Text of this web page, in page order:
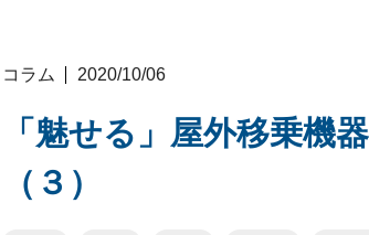
コラム 2020/10/06
「魅せる」屋外移乗
（３）